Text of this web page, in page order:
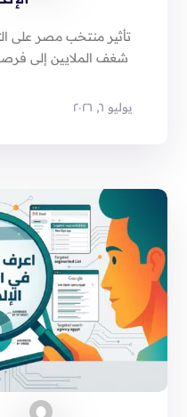
يوليو ٦, ٢٠٢٦
تأثير منتخب مصر على
شغف الملايين إلى فرصة